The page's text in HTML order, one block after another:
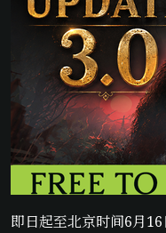
即日起至北京时间6月